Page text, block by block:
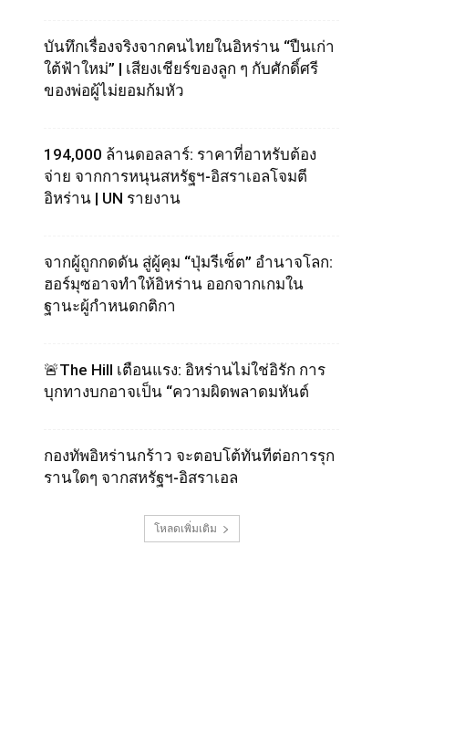
บันทึกเรื่องจริงจากคนไทยในอิหร่าน “ปืนเก่า
ใต้ฟ้าใหม่” | เสียงเชียร์ของลูก ๆ กับศักดิ์ศรี
ของพ่อผู้ไม่ยอมก้มหัว
194,000 ล้านดอลลาร์: ราคาที่อาหรับต้อง
จ่าย จากการหนุนสหรัฐฯ‑อิสราเอลโจมตี
อิหร่าน | UN รายงาน
จากผู้ถูกกดดัน สู่ผู้คุม “ปุ่มรีเซ็ต” อำนาจโลก:
ฮอร์มุซอาจทำให้อิหร่าน ออกจากเกมใน
ฐานะผู้กำหนดกติกา
🚨The Hill เตือนแรง: อิหร่านไม่ใช่อิรัก การ
บุกทางบกอาจเป็น “ความผิดพลาดมหันต์
กองทัพอิหร่านกร้าว จะตอบโต้ทันทีต่อการรุก
รานใดๆ จากสหรัฐฯ-อิสราเอล
โหลดเพิ่มเติม